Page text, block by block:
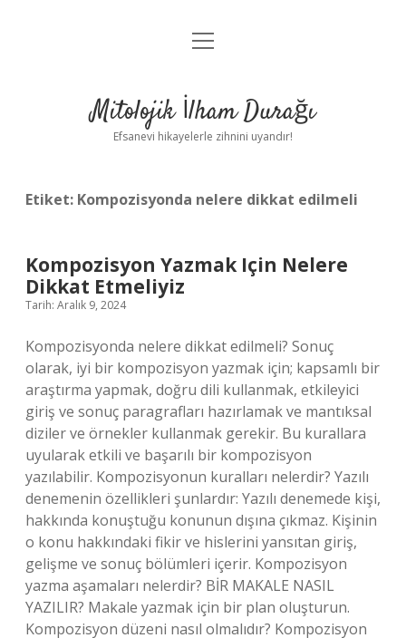
Anasayfa
Yasal Uyarı
menüyü
Mitolojik İlham Durağı
Efsanevi hikayelerle zihnini uyandır!
Etiket: Kompozisyonda nelere dikkat edilmeli
Kompozisyon Yazmak Için Nelere
Dikkat Etmeliyiz
Tarih: Aralık 9, 2024
Kompozisyonda nelere dikkat edilmeli? Sonuç
olarak, iyi bir kompozisyon yazmak için; kapsamlı bir
araştırma yapmak, doğru dili kullanmak, etkileyici
giriş ve sonuç paragrafları hazırlamak ve mantıksal
diziler ve örnekler kullanmak gerekir. Bu kurallara
uyularak etkili ve başarılı bir kompozisyon
yazılabilir. Kompozisyonun kuralları nelerdir? Yazılı
denemenin özellikleri şunlardır: Yazılı denemede kişi,
hakkında konuştuğu konunun dışına çıkmaz. Kişinin
o konu hakkındaki fikir ve hislerini yansıtan giriş,
gelişme ve sonuç bölümleri içerir. Kompozisyon
yazma aşamaları nelerdir? BİR MAKALE NASIL
YAZILIR? Makale yazmak için bir plan oluşturun.
Kompozisyon düzeni nasıl olmalıdır? Kompozisyon